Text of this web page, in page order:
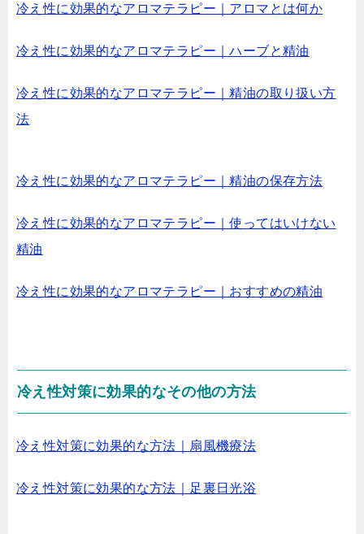
冷え性に効果的なアロマテラピー｜アロマとは何か
冷え性に効果的なアロマテラピー｜ハーブと精油
冷え性に効果的なアロマテラピー｜精油の取り扱い方
法
冷え性に効果的なアロマテラピー｜精油の保存方法
冷え性に効果的なアロマテラピー｜使ってはいけない
精油
冷え性に効果的なアロマテラピー｜おすすめの精油
冷え性対策に効果的なその他の方法
冷え性対策に効果的な方法｜扇風機療法
冷え性対策に効果的な方法｜足裏日光浴